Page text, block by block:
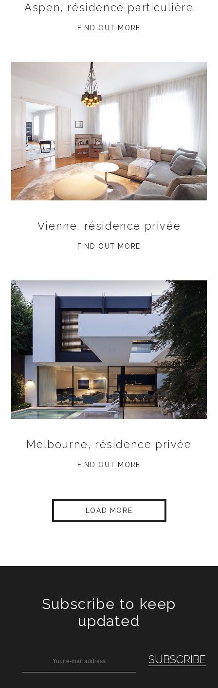
Aspen, résidence particulière
FIND OUT MORE
Vienne, résidence privée
FIND OUT MORE
Melbourne, résidence privée
FIND OUT MORE
LOAD MORE
Subscribe to keep
updated